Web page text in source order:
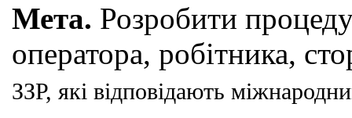
Мета. Розробити
оператора, робітника,
ЗЗР, які відповідають